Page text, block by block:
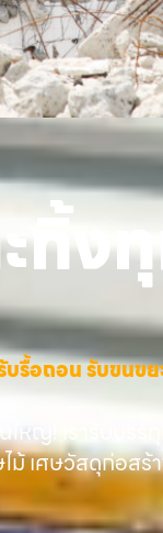
ทิ้ง
บรื้อถอน รับขนข
หญ่! เรารับบรร
ม้ เศษวัสดุก่อส